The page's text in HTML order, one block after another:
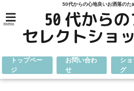
50代からの心地良いお洒落のた
menu
トップペー
ジ
お問い合わ
せ
シ
グ